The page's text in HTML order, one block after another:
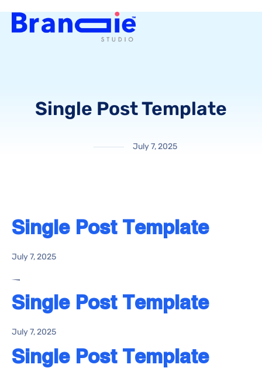
Single Post Template
July 7, 2025
Single Post Template
July 7, 2025
Single Post Template
July 7, 2025
Single Post Template